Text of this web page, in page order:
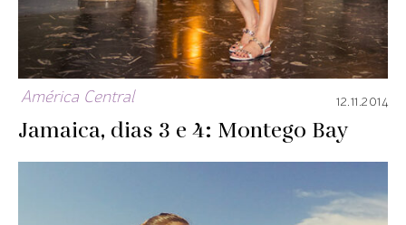
América Central 12.11.2014
Jamaica, dias 3 e 4: Montego Bay